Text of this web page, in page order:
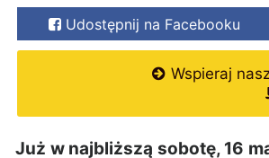
Udostępnij na Facebooku
Wspieraj
Już w najbliższą sobotę, 16